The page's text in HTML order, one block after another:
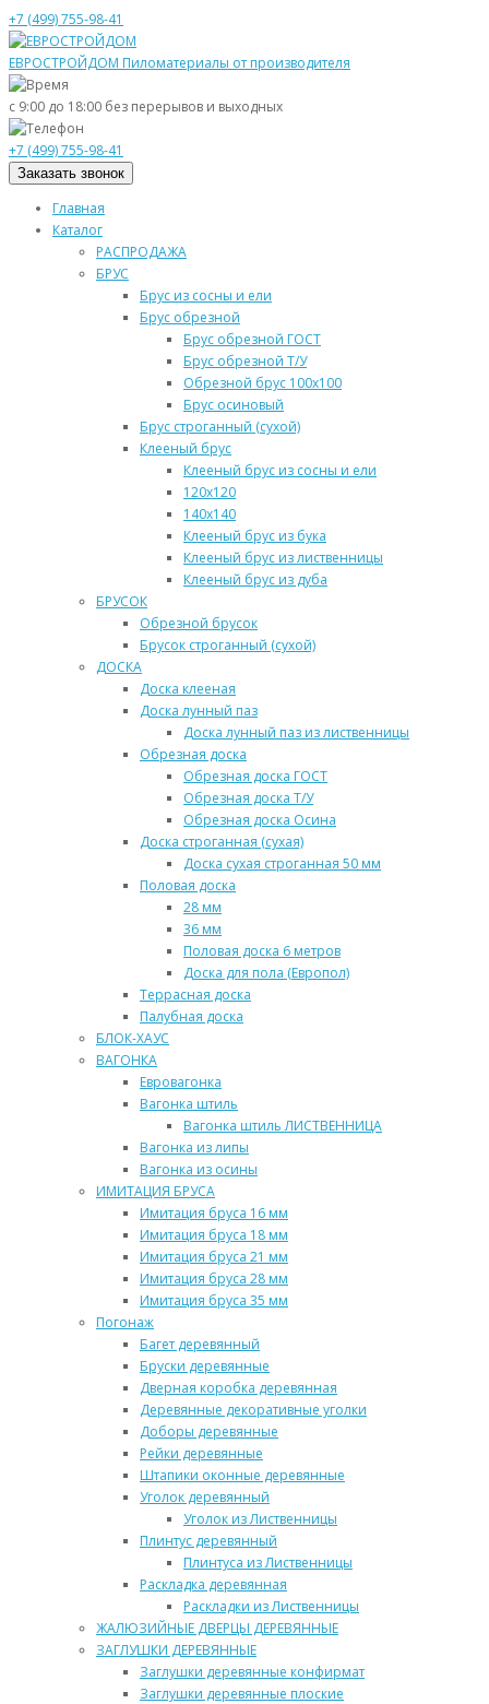
+7 (499) 755-98-41
ЕВРОСТРОЙДОМ Пиломатериалы от производителя
с 9:00 до 18:00 без перерывов и выходных
+7 (499) 755-98-41
Заказать звонок
Главная
Каталог
РАСПРОДАЖА
БРУС
Брус из сосны и ели
Брус обрезной
Брус обрезной ГОСТ
Брус обрезной Т/У
Обрезной брус 100х100
Брус осиновый
Брус строганный (сухой)
Клееный брус
Клееный брус из сосны и ели
120х120
140х140
Клееный брус из бука
Клееный брус из лиственницы
Клееный брус из дуба
БРУСОК
Обрезной брусок
Брусок строганный (сухой)
ДОСКА
Доска клееная
Доска лунный паз
Доска лунный паз из лиственницы
Обрезная доска
Обрезная доска ГОСТ
Обрезная доска Т/У
Обрезная доска Осина
Доска строганная (сухая)
Доска сухая строганная 50 мм
Половая доска
28 мм
36 мм
Половая доска 6 метров
Доска для пола (Европол)
Террасная доска
Палубная доска
БЛОК-ХАУС
ВАГОНКА
Евровагонка
Вагонка штиль
Вагонка штиль ЛИСТВЕННИЦА
Вагонка из липы
Вагонка из осины
ИМИТАЦИЯ БРУСА
Имитация бруса 16 мм
Имитация бруса 18 мм
Имитация бруса 21 мм
Имитация бруса 28 мм
Имитация бруса 35 мм
Погонаж
Багет деревянный
Бруски деревянные
Дверная коробка деревянная
Деревянные декоративные уголки
Доборы деревянные
Рейки деревянные
Штапики оконные деревянные
Уголок деревянный
Уголок из Лиственницы
Плинтус деревянный
Плинтуса из Лиственницы
Раскладка деревянная
Раскладки из Лиственницы
ЖАЛЮЗИЙНЫЕ ДВЕРЦЫ ДЕРЕВЯННЫЕ
ЗАГЛУШКИ ДЕРЕВЯННЫЕ
Заглушки деревянные конфирмат
Заглушки деревянные плоские